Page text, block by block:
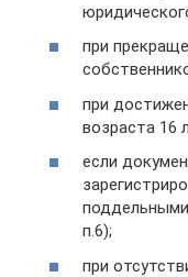
при
при
возраста 16
если
п.6);
при